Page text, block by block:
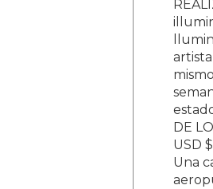
DE
USD
Una